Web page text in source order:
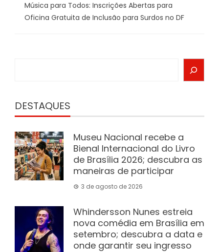
Música para Todos: Inscrições Abertas para
Oficina Gratuita de Inclusão para Surdos no DF
DESTAQUES
Museu Nacional recebe a
Bienal Internacional do Livro
de Brasília 2026; descubra as
maneiras de participar
3 de agosto de 2026
Whindersson Nunes estreia
nova comédia em Brasília em
setembro; descubra a data e
onde garantir seu ingresso